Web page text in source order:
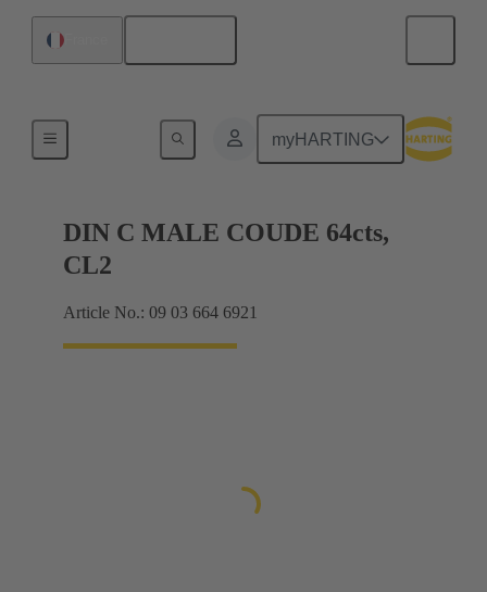
myHARTING
Raccordement carte mère à carte fille
DIN C MALE COUDE 64cts,
CL2
Article No.: 09 03 664 6921